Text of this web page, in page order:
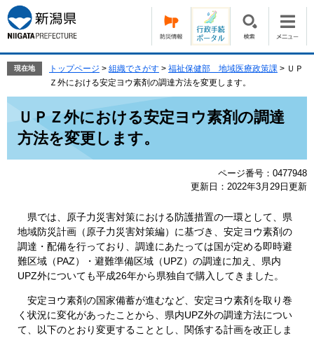
ー
ジ
の
で
ニ
ュ
ー
ば
現在地 トップページ > 組織でさがす > 福祉保健部 地域医療政策課 > ＵＰ
Ｚ外における安定ヨウ素剤の調達方法を変更します。
ＵＰＺ外における安定ヨウ素剤の調達
方法を変更します。
ページ番号：0477948
更新日：2022年3月29日更新
県では、原子力災害対策における防護措置の一環として、県
地域防災計画（原子力災害対策編）に基づき、安定ヨウ素剤の
調達・配備を行っており、調達にあたっては国が定める即時避
難区域（PAZ）・避難準備区域（UPZ）の調達に加え、県内
UPZ外についても平成26年から県独自で購入してきました。
安定ヨウ素剤の国家備蓄が進むなど、安定ヨウ素剤を取り巻
く状況に変化があったことから、県内UPZ外の調達方法につい
て、以下のとおり変更することとし、関係する計画を改正しま